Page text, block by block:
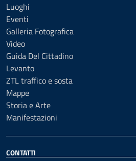
Luoghi
Eventi
Galleria Fotografica
Video
Guida Del Cittadino
Levanto
ZTL traffico e sosta
Mappe
Storia e Arte
Manifestazioni
CONTATTI